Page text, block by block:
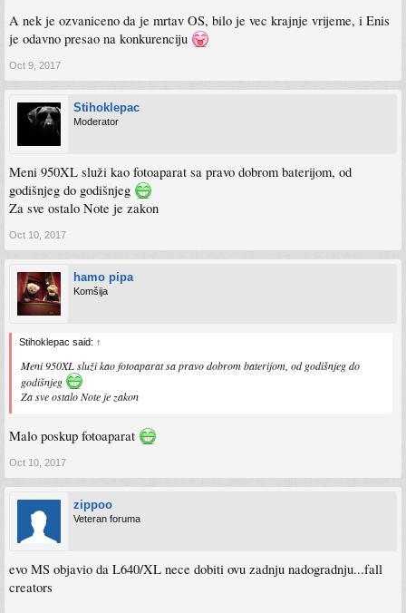
A nek je ozvaniceno da je mrtav OS, bilo je vec krajnje vrijeme, i Enis
je odavno presao na konkurenciju
Oct 9, 2017
Stihoklepac
Moderator
Meni 950XL služi kao fotoaparat sa pravo dobrom baterijom, od
godišnjeg do godišnjeg
Za sve ostalo Note je zakon
Oct 10, 2017
hamo pipa
Komšija
Stihoklepac said: ↑
Meni 950XL služi kao fotoaparat sa pravo dobrom baterijom, od godišnjeg do
godišnjeg
Za sve ostalo Note je zakon
Malo poskup fotoaparat
Oct 10, 2017
zippoo
Veteran foruma
evo MS objavio da L640/XL nece dobiti ovu zadnju nadogradnju...fall
creators